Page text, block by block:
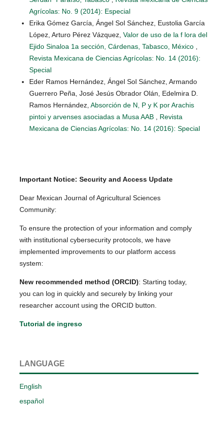
Agrícolas: No. 9 (2014): Especial
Erika Gómez García, Ángel Sol Sánchez, Eustolia García
López, Arturo Pérez Vázquez, Valor de uso de la f lora del
Ejido Sinaloa 1a sección, Cárdenas, Tabasco, México
Revista Mexicana de Ciencias Agrícolas: No. 14 (2016):
Special
Eder Ramos Hernández, Ángel Sol Sánchez, Armando
Guerrero Peña, José Jesús Obrador Olán, Edelmira D.
Ramos Hernández, Absorción de N, P y K por Arachis
pintoi y arvenses asociadas a Musa AAB
Revista
Mexicana de Ciencias Agrícolas: No. 14 (2016): Special
Important Notice: Security and Access Update
Dear Mexican Journal of Agricultural Sciences
Community:
To ensure the protection of your information and comply
with institutional cybersecurity protocols, we have
implemented improvements to our platform access
system:
New recommended method (ORCID): Starting today,
you can log in quickly and securely by linking your
researcher account using the ORCID button.
Tutorial de ingreso
LANGUAGE
English
español